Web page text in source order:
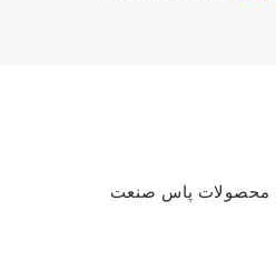
محصولات پاس صنعت